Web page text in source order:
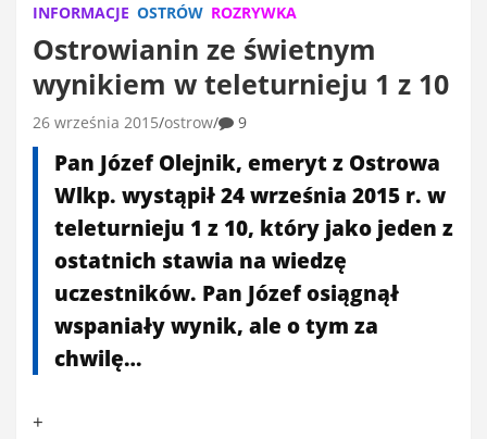
INFORMACJE OSTRÓW ROZRYWKA
Ostrowianin ze świetnym
wynikiem w teleturnieju 1 z 10
26 września 2015 ostrow 9
Pan Józef Olejnik, emeryt z Ostrowa
Wlkp. wystąpił 24 września 2015 r. w
teleturnieju 1 z 10, który jako jeden z
ostatnich stawia na wiedzę
uczestników. Pan Józef osiągnął
wspaniały wynik, ale o tym za
chwilę…
+